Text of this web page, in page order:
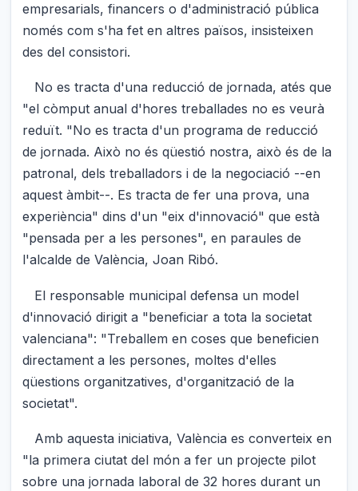
empresarials, financers o d'administració pública
només com s'ha fet en altres països, insisteixen
des del consistori.
No es tracta d'una reducció de jornada, atés que
"el còmput anual d'hores treballades no es veurà
reduït. "No es tracta d'un programa de reducció
de jornada. Això no és qüestió nostra, això és de la
patronal, dels treballadors i de la negociació --en
aquest àmbit--. Es tracta de fer una prova, una
experiència" dins d'un "eix d'innovació" que està
"pensada per a les persones", en paraules de
l'alcalde de València, Joan Ribó.
El responsable municipal defensa un model
d'innovació dirigit a "beneficiar a tota la societat
valenciana": "Treballem en coses que beneficien
directament a les persones, moltes d'elles
qüestions organitzatives, d'organització de la
societat".
Amb aquesta iniciativa, València es converteix en
"la primera ciutat del món a fer un projecte pilot
sobre una jornada laboral de 32 hores durant un